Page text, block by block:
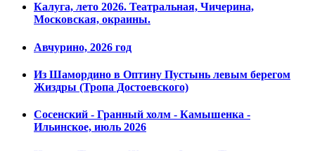
Калуга, лето 2026. Театральная, Чичерина,
Московская, окраины.
Авчурино, 2026 год
Из Шамордино в Оптину Пустынь левым берегом
Жиздры (Тропа Достоевского)
Сосенский - Гранный холм - Камышенка -
Ильинское, июль 2026